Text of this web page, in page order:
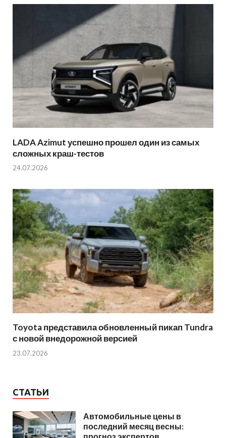
LADA Azimut успешно прошел один из самых
сложных краш-тестов
24.07.2026
Toyota представила обновленный пикап Tundra
с новой внедорожной версией
23.07.2026
СТАТЬИ
Автомобильные цены в
последний месяц весны: